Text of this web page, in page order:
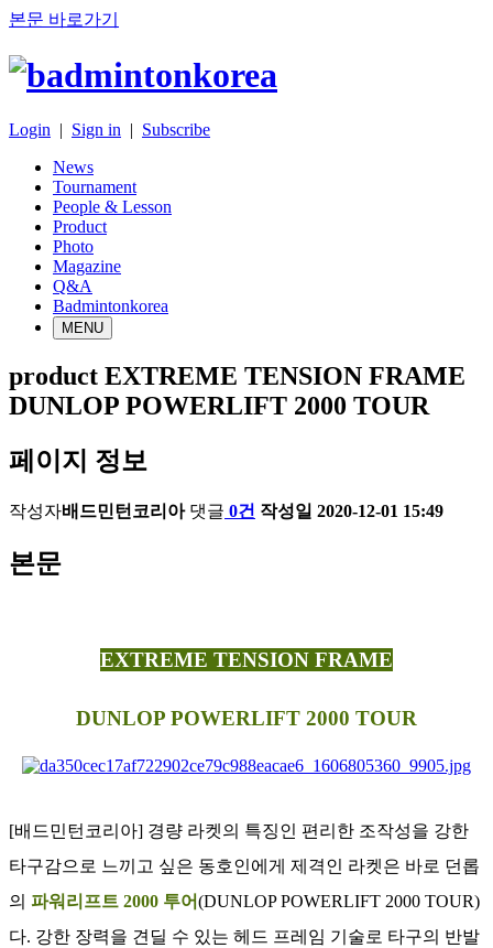
본문 바로가기
Login | Sign in | Subscribe
News
Tournament
People & Lesson
Product
Photo
Magazine
Q&A
Badmintonkorea
MENU
product EXTREME TENSION FRAME
DUNLOP POWERLIFT 2000 TOUR
페이지 정보
작성자배드민턴코리아 댓글 0건 작성일 2020-12-01 15:49
본문
EXTREME TENSION FRAME
DUNLOP POWERLIFT 2000 TOUR
[배드민턴코리아] 경량 라켓의 특징인 편리한 조작성을 강한
타구감으로 느끼고 싶은 동호인에게 제격인 라켓은 바로 던롭
의 파워리프트 2000 투어(DUNLOP POWERLIFT 2000 TOUR)
다. 강한 장력을 견딜 수 있는 헤드 프레임 기술로 타구의 반발